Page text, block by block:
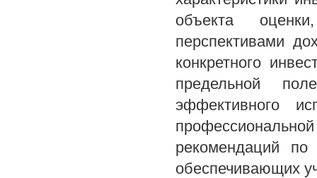
объекта
перспективами
конкретного
предельной
эффективного
рекомендаций по
обеспечивающих